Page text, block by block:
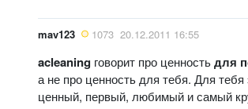
mav123 1073 20.12.2011 16:55
acleaning говорит про ценностьдля
а не про ценность для тебя. Для тебя
ценный, первый, любимый и самый